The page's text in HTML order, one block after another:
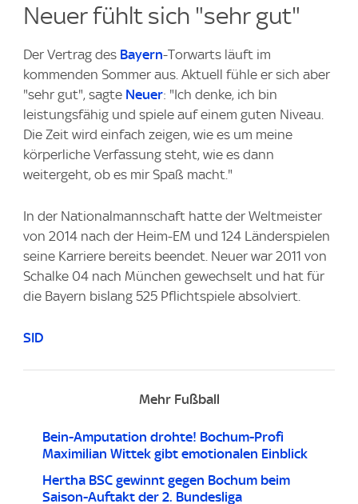
Neuer fühlt sich "sehr gut"
Der Vertrag des Bayern-Torwarts läuft im
kommenden Sommer aus. Aktuell fühle er sich aber
"sehr gut", sagte Neuer: "Ich denke, ich bin
leistungsfähig und spiele auf einem guten Niveau.
Die Zeit wird einfach zeigen, wie es um meine
körperliche Verfassung steht, wie es dann
weitergeht, ob es mir Spaß macht."
In der Nationalmannschaft hatte der Weltmeister
von 2014 nach der Heim-EM und 124 Länderspielen
seine Karriere bereits beendet. Neuer war 2011 von
Schalke 04 nach München gewechselt und hat für
die Bayern bislang 525 Pflichtspiele absolviert.
SID
Mehr Fußball
Bein-Amputation drohte! Bochum-Profi
Maximilian Wittek gibt emotionalen Einblick
Hertha BSC gewinnt gegen Bochum beim
Saison-Auftakt der 2. Bundesliga